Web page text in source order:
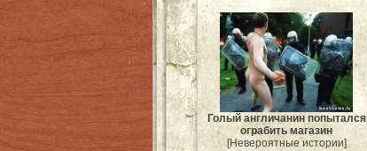
Голый англичанин попытался
ограбить магазин
[Невероятные истории]